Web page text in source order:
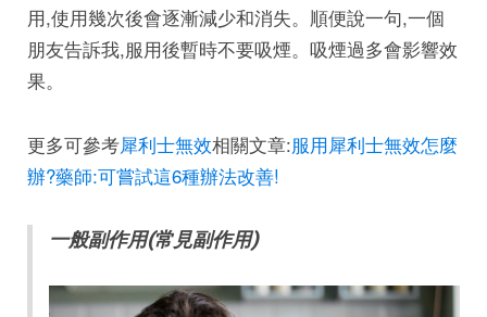
用,使用幾次後會逐漸減少和消失。順便說一句,一個
朋友告訴我,服用後暫時不要吸煙。吸煙過多會影響效
果。
更多可參考犀利士無效相關文章:服用犀利士無效怎麼
辦?藥師:可嘗試這6種辦法改善!
一般副作用(常見副作用)